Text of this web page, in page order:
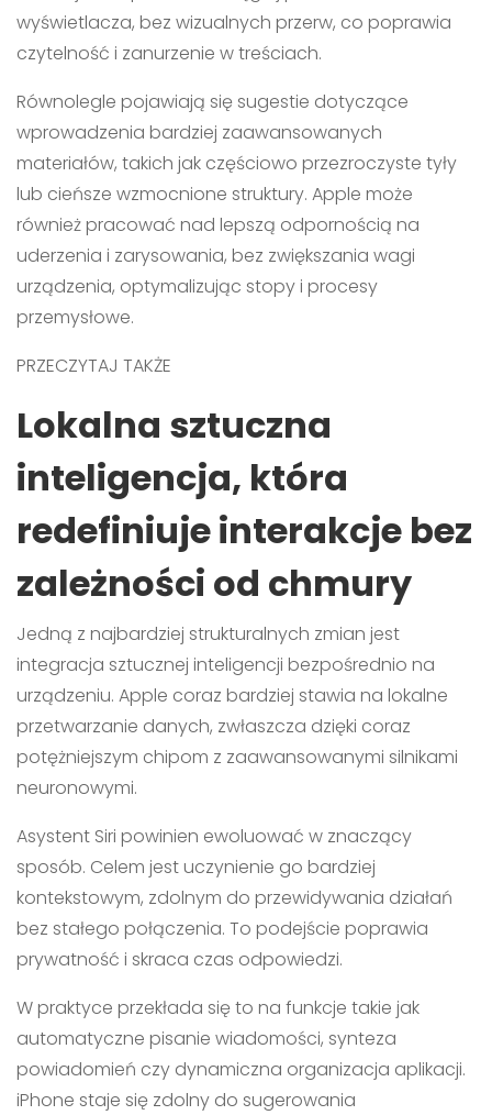
wyświetlacza, bez wizualnych przerw, co poprawia
czytelność i zanurzenie w treściach.
Równolegle pojawiają się sugestie dotyczące
wprowadzenia bardziej zaawansowanych
materiałów, takich jak częściowo przezroczyste tyły
lub cieńsze wzmocnione struktury. Apple może
również pracować nad lepszą odpornością na
uderzenia i zarysowania, bez zwiększania wagi
urządzenia, optymalizując stopy i procesy
przemysłowe.
PRZECZYTAJ TAKŻE
Lokalna sztuczna
inteligencja, która
redefiniuje interakcje bez
zależności od chmury
Jedną z najbardziej strukturalnych zmian jest
integracja sztucznej inteligencji bezpośrednio na
urządzeniu. Apple coraz bardziej stawia na lokalne
przetwarzanie danych, zwłaszcza dzięki coraz
potężniejszym chipom z zaawansowanymi silnikami
neuronowymi.
Asystent Siri powinien ewoluować w znaczący
sposób. Celem jest uczynienie go bardziej
kontekstowym, zdolnym do przewidywania działań
bez stałego połączenia. To podejście poprawia
prywatność i skraca czas odpowiedzi.
W praktyce przekłada się to na funkcje takie jak
automatyczne pisanie wiadomości, synteza
powiadomień czy dynamiczna organizacja aplikacji.
iPhone staje się zdolny do sugerowania